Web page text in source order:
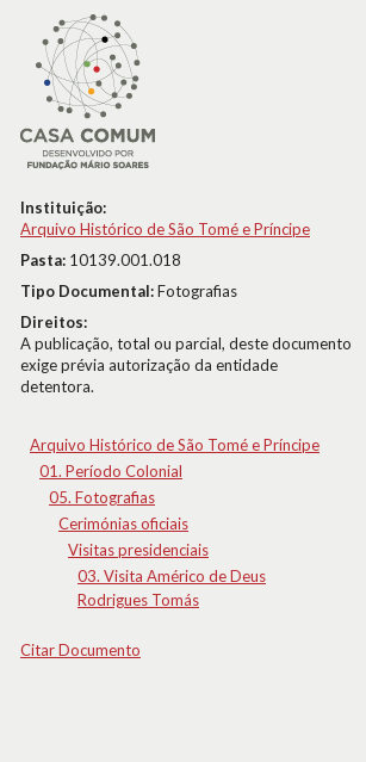
Instituição:
Arquivo Histórico de São Tomé e Príncipe
Pasta: 10139.001.018
Tipo Documental:Fotografias
Direitos:
A publicação, total ou parcial, deste documento
exige prévia autorização da entidade
detentora.
Arquivo Histórico de São Tomé e Príncipe
01. Período Colonial
05. Fotografias
Cerimónias oficiais
Visitas presidenciais
03. Visita Américo de Deus
Rodrigues Tomás
Citar Documento